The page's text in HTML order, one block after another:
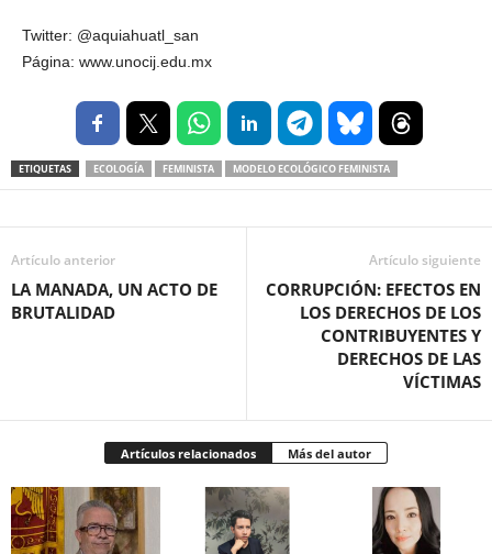
Twitter: @aquiahuatl_san
Página: www.unocij.edu.mx
ETIQUETAS ECOLOGÍA FEMINISTA MODELO ECOLÓGICO FEMINISTA
Artículo anterior
LA MANADA, UN ACTO DE
BRUTALIDAD
Artículo siguiente
CORRUPCIÓN: EFECTOS EN
LOS DERECHOS DE LOS
CONTRIBUYENTES Y
DERECHOS DE LAS
VÍCTIMAS
Artículos relacionados Más del autor